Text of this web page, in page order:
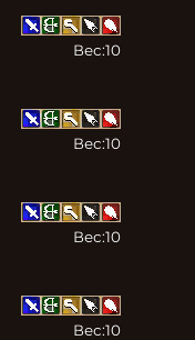
Вес:10
Вес:10
Вес:10
Вес:10